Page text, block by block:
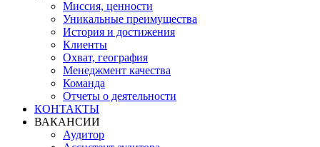
Миссия, ценности
Уникальные преимущества
История и достижения
Клиенты
Охват, география
Менеджмент качества
Команда
Отчеты о деятельности
КОНТАКТЫ
ВАКАНСИИ
Аудитор